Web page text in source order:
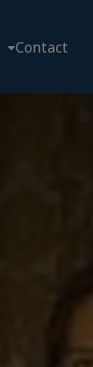
Contact